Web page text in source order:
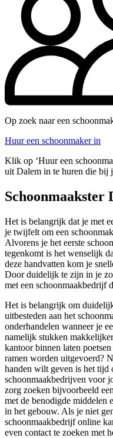
Op zoek naar een
Huur een schoonmaker in
Klik op ‘Huur een
uit Dalem in te huren die bij
Schoonmaakster
Het is belangrijk dat je met
je twijfelt om een
Alvorens je het eerste
tegenkomt is het wenselijk
deze handvatten kom je
Door duidelijk te zijn in je
met een schoonmaakbedrijf
Het is belangrijk om
uitbesteden aan het
onderhandelen wanneer je
namelijk stukken
kantoor binnen laten
ramen worden uitgevoerd?
handen wilt geven is het tijd
schoonmaakbedrijven voor
zorg zoeken bijvoorbeeld
met de benodigde middelen
in het gebouw. Als je niet
schoonmaakbedrijf online
even contact te zoeken met